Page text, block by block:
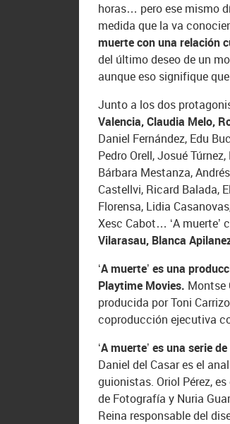
horas… pero ese mismo
medida que la va
muerte con una relación
del último deseo de un
aunque eso signifique
Junto a los dos
Valencia, Claudia Melo,
Daniel Fernández, Edu
Pedro Orell, Josué
Bárbara Mestanza,
Castellvi, Ricard Balada,
Florensa, Lidia
Xesc Cabot… ‘A muerte’
Vilarasau, Blanca
‘A muerte’ es una
Playtime Movies. Montse
producida por Toni
coproducción ejecutiva
‘A muerte’ es una serie
Daniel del Casar es el
guionistas. Oriol Pérez,
de Fotografía y Nuria
Reina responsable del